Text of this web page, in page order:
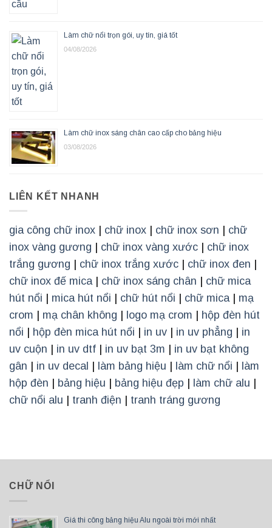
Làm chữ nổi trọn gói, uy tín, giá tốt
04/08/2026
Làm chữ inox sáng chân cao cấp cho bảng hiệu
03/08/2026
LIÊN KẾT NHANH
gia công chữ inox chữ inox chữ inox sơn
chữ
inox vàng gương
chữ inox vàng xước
chữ inox
trắng gương
chữ inox trắng xước chữ inox đen
chữ inox đế mica| chữ inox sáng chân
chữ mica
hút nổi
mica hút nổi chữ hút nổi chữ mica| mạ
crom
mạ chân không logo mạ crom
hộp đèn hút
nổi
hộp đèn mica hút nổi in uv in uv phẳng
in
uv cuộn
in uv dtf in uv bạt 3m
in uv bạt không
gân
in uv decal làm bảng hiệu làm chữ nổi
làm
hộp đèn
bảng hiệu bảng hiệu đẹp làm chữ alu
chữ nổi alu
tranh điện tranh tráng gương
CHỮ NỔI
Giá thi công bảng hiệu Alu ngoài trời mới nhất